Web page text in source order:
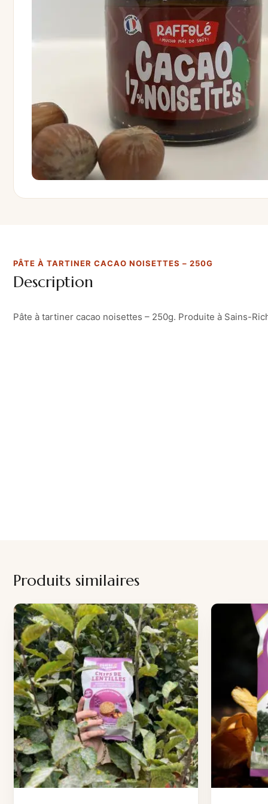
PÂTE À TARTINER CACAO NOISETTES – 250G
Description
Pâte à tartiner cacao noisettes – 250g. Produite à Sains-
Produits similaires